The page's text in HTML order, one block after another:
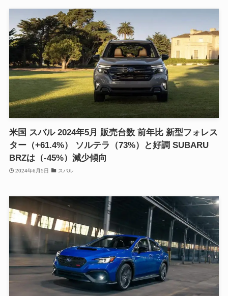
米国 スバル 2024年5月 販売台数 前年比 新型フォレス
ター（+61.4%） ソルテラ（73%）と好調 SUBARU
BRZは（-45%）減少傾向
2024年6月5日 スバル